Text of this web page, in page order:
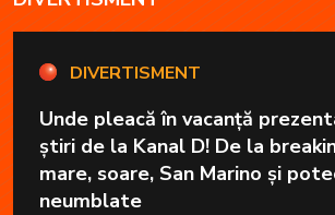
DIVERTISMENT
Unde pleacă în vacanță
știri de la Kanal D! De la
mare, soare, San Marino și
neumblate